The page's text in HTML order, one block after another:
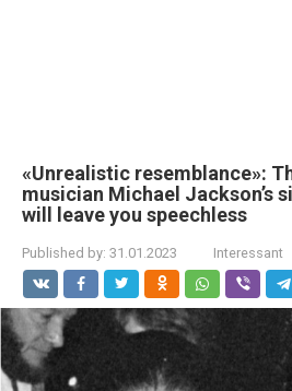
«Unrealistic resemblance»:
musician Michael Jackson’s
will leave you speechless
Published by: 31.01.2023 Interessant